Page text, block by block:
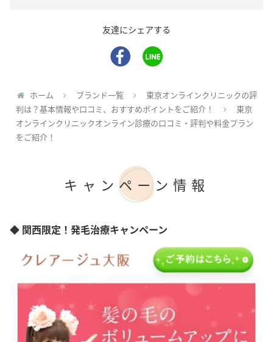
友達にシェアする
ホーム ブランド一覧
東京オンラインクリニックの評
判は？基本情報や口コミ、おすすめポイントをご紹介！
東京
オンラインクリニックオンライン診療の口コミ・評判や料金プラン
をご紹介！
キャンペーン情報
◆ 関西限定！発毛治療キャンペーン